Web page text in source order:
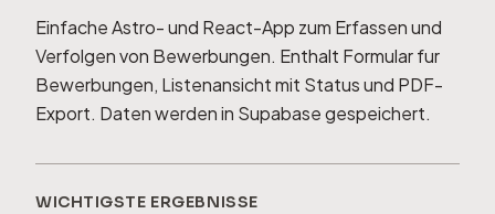
Einfache Astro- und React-App zum Erfassen und
Verfolgen von Bewerbungen. Enthalt Formular fur
Bewerbungen, Listenansicht mit Status und PDF-
Export. Daten werden in Supabase gespeichert.
WICHTIGSTE ERGEBNISSE